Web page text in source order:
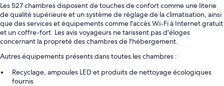
Les 527 chambres disposent de touches de confort comme une literie
de qualité supérieure et un système de réglage de la climatisation, ainsi
que des services et équipements comme l'accès Wi-Fi à Internet gratuit
et un coffre-fort. Les avis voyageurs ne tarissent pas d'éloges
concernant la propreté des chambres de l'hébergement.
Autres équipements présents dans toutes les chambres :
Recyclage, ampoules LED et produits de nettoyage écologiques
fournis